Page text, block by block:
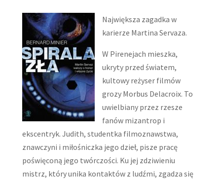
Największa zagadka w
karierze Martina Servaza.
W Pirenejach mieszka,
ukryty przed światem,
kultowy reżyser filmów
grozy Morbus Delacroix. To
uwielbiany przez rzesze
fanów mizantrop i
ekscentryk. Judith, studentka filmoznawstwa,
znawczyni i miłośniczka jego dzieł, pisze pracę
poświęconą jego twórczości. Ku jej zdziwieniu
mistrz, który unika kontaktów z ludźmi, zgadza się